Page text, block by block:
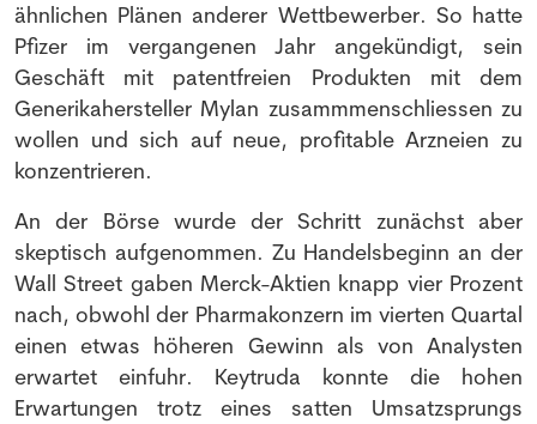
ähnlichen Plänen anderer Wettbewerber. So hatte
Pfizer im vergangenen Jahr angekündigt, sein
Geschäft mit patentfreien Produkten mit dem
Generikahersteller Mylan zusammmenschliessen zu
wollen und sich auf neue, profitable Arzneien zu
konzentrieren.
An der Börse wurde der Schritt zunächst aber
skeptisch aufgenommen. Zu Handelsbeginn an der
Wall Street gaben Merck-Aktien knapp vier Prozent
nach, obwohl der Pharmakonzern im vierten Quartal
einen etwas höheren Gewinn als von Analysten
erwartet einfuhr. Keytruda konnte die hohen
Erwartungen trotz eines satten Umsatzsprungs